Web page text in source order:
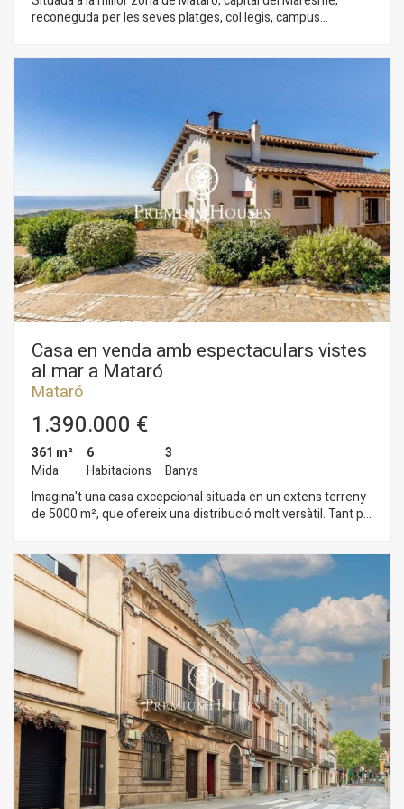
reconeguda per les seves platges, col·legis, campus
diàfan de sostres alts, que fa sigui especial i lluminós, on se
situa el saló amb llar de foc. Separat per una bonica escala de
cargol, ens trobem l'ampli menjador i seguidament la cuina
oberta a aquest, fent tota l’estança molt acollidora. L'escala
ens porta a la zona de nit composta per una suite, una
habitació convertida en vestidor i una altra doble amb bany
complet. En l'última planta hi ha un estudi diàfan amb
claraboies i sostre de fusta de 30 metres amb sortida a una
agradable terrassa solàrium de 25 metres. A 20 metres de la
casa es disposa de places d'aparcament i trasters en un
còmode i ampli pàrquing privat a preus molt competitius. Per
la seva situació podem gaudir de llum, sol tot el dia i anar
caminant a la platja. Casa de revista !!
Casa en venda amb espectaculars vistes
al mar a Mataró
Mataró
1.390.000 €
361 m²
Mida
6
Habitacions
3
Banys
Imagina't una casa excepcional situada en un extens terreny
de 5000 m², que ofereix una distribució molt versàtil. Tant pot
possibilitat de construir un altre habitatge. Aquesta magnífica
propietat gaudeix d'unes vistes impressionants al mar, que
aporten una sensació de tranquil·litat, benestar i connexió
amb la natura. La casa està construïda amb materials nobles,
garantint durabilitat i un estil elegant, amb espais diàfans i
àmplies finestrals que omplen els interiors de llum natural,
creant un ambient acollidor i càlid. Cada habitatge compta
amb les seves pròpies característiques, amb espais ben
distribuïts que s'adapten perfectament a les diferents
necessitats. A l'exterior, l'espai és un veritable paradís per a
l'entreteniment i la relaxació. Trobareu una zona de barbacoa
ideal per a gaudir de moments gastronòmics amb familiars i
amics, mentre que l'ampli terreny ofereix moltes opcions per
a activitats a l'aire lliure. La possibilitat de construir una piscina